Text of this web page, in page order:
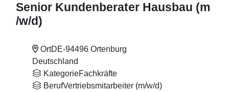
Senior Kundenberater Hausbau (m
/w/d)
OrtDE-94496 Ortenburg
Deutschland
KategorieFachkräfte
BerufVertriebsmitarbeiter (m/w/d)